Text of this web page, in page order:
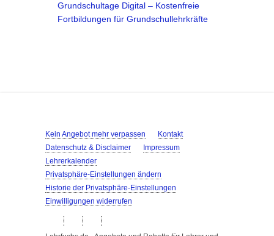
Grundschultage Digital – Kostenfreie
Fortbildungen für Grundschullehrkräfte
Kein Angebot mehr verpassen
Kontakt
Datenschutz & Disclaimer
Impressum
Lehrerkalender
Privatsphäre-Einstellungen ändern
Historie der Privatsphäre-Einstellungen
Einwilligungen widerrufen